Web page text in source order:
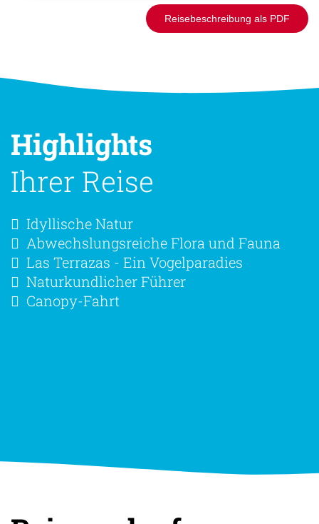
Reisebeschreibung als PDF
Highlights
Ihrer Reise
Idyllische Natur
Abwechslungsreiche Flora und Fauna
Las Terrazas - Ein Vogelparadies
Naturkundlicher Führer
Canopy-Fahrt